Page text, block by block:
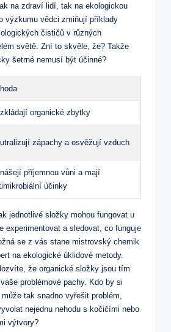
na zdraví lidí, tak na ekologickou
výzkumu vědci zmiňují příklady
čističů v různých
světě. Zní to skvěle, že? Takže
šetrné nemusí být účinné?
organické zbytky
zápachy a osvěžují vzduch
příjemnou vůni a mají
účinky
jednotlivé složky mohou fungovat u
experimentovat a sledovat, co funguje
se z vás stane mistrovský chemik
na ekologické úklidové metody.
že organické složky jsou tím
problémové pachy. Kdo by si
tak snadno vyřešit problém,
nejednu nehodu s kočičími nebo
výtvory?